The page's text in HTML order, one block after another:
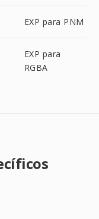
EXP para PNM
EXP para
RGBA